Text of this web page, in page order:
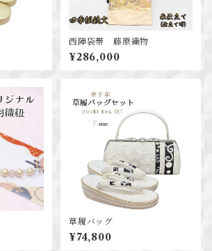
西陣袋帯 藤原織物
¥286,000
草履バッグ
¥74,800